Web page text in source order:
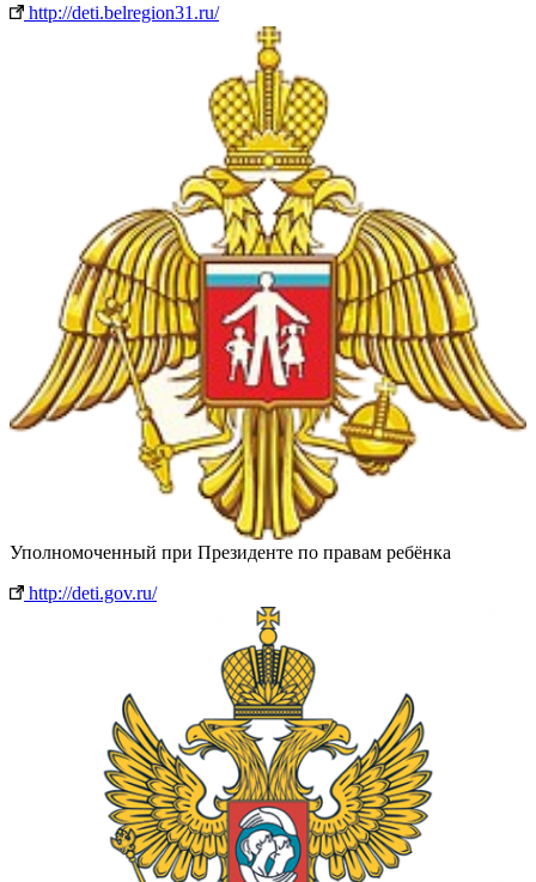
http://deti.belregion31.ru/
Уполномоченный при Президенте по правам ребёнка
http://deti.gov.ru/